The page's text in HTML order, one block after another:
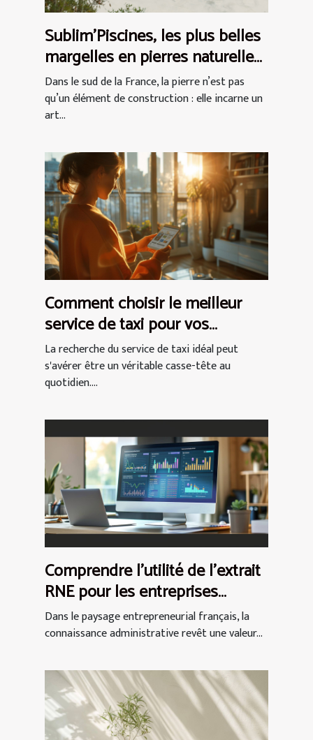
Sublim’Piscines, les plus belles
margelles en pierres naturelles
du Var
Dans le sud de la France, la pierre n’est pas
qu’un élément de construction : elle incarne un
art...
Comment choisir le meilleur
service de taxi pour vos
déplacements quotidiens
La recherche du service de taxi idéal peut
s'avérer être un véritable casse-tête au
quotidien....
Comprendre l'utilité de l'extrait
RNE pour les entreprises
françaises
Dans le paysage entrepreneurial français, la
connaissance administrative revêt une valeur...